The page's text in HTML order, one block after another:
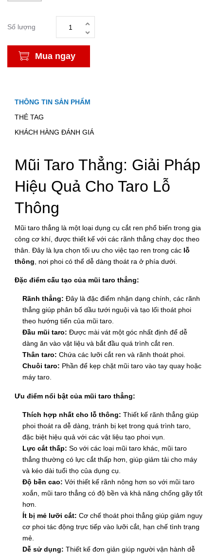
Số lượng
Mua ngay
THÔNG TIN SẢN PHẨM
THẺ TAG
KHÁCH HÀNG ĐÁNH GIÁ
Mũi Taro Thẳng: Giải Pháp
Hiệu Quả Cho Taro Lỗ
Thông
Mũi taro thẳng là một loại dụng cụ cắt ren phổ biến trong gia
công cơ khí, được thiết kế với các rãnh thẳng chạy dọc theo
thân. Đây là lựa chọn tối ưu cho việc tạo ren trong các lỗ
thông, nơi phoi có thể dễ dàng thoát ra ở phía dưới.
Đặc điểm cấu tạo của mũi taro thẳng:
Rãnh thẳng: Đây là đặc điểm nhận dạng chính, các rãnh
thẳng giúp phân bố dầu tưới nguội và tạo lối thoát phoi
theo hướng tiến của mũi taro.
Đầu mũi taro: Được mài vát một góc nhất định để dễ
dàng ăn vào vật liệu và bắt đầu quá trình cắt ren.
Thân taro: Chứa các lưỡi cắt ren và rãnh thoát phoi.
Chuôi taro: Phần để kẹp chặt mũi taro vào tay quay hoặc
máy taro.
Ưu điểm nổi bật của mũi taro thẳng:
Thích hợp nhất cho lỗ thông: Thiết kế rãnh thẳng giúp
phoi thoát ra dễ dàng, tránh bị kẹt trong quá trình taro,
đặc biệt hiệu quả với các vật liệu tạo phoi vụn.
Lực cắt thấp: So với các loại mũi taro khác, mũi taro
thẳng thường có lực cắt thấp hơn, giúp giảm tải cho máy
và kéo dài tuổi thọ của dụng cụ.
Độ bền cao: Với thiết kế rãnh nông hơn so với mũi taro
xoắn, mũi taro thẳng có độ bền và khả năng chống gãy tốt
hơn.
Ít bị mẻ lưỡi cắt: Cơ chế thoát phoi thẳng giúp giảm nguy
cơ phoi tác động trực tiếp vào lưỡi cắt, hạn chế tình trạng
mẻ.
Dễ sử dụng: Thiết kế đơn giản giúp người vận hành dễ